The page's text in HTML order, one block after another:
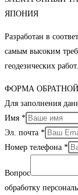
ЯПОНИЯ
Разработан в
самым высоким
геодезических работ.
ФОРМА
Для заполнения
Имя *
Эл. почта *
Номер телефона *
Вопрос
обработку